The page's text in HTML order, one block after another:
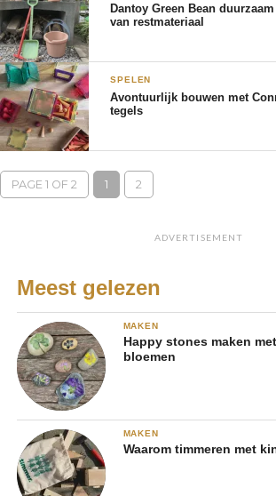
Dantoy Green Bean
van restmateriaal
SPELEN
Avontuurlijk bouwen met
tegels
PAGE 1 OF 2 1 2
ADVERTISEMENT
Meest gelezen
MAKEN
Happy stones maken
bloemen
MAKEN
Waarom timmeren met